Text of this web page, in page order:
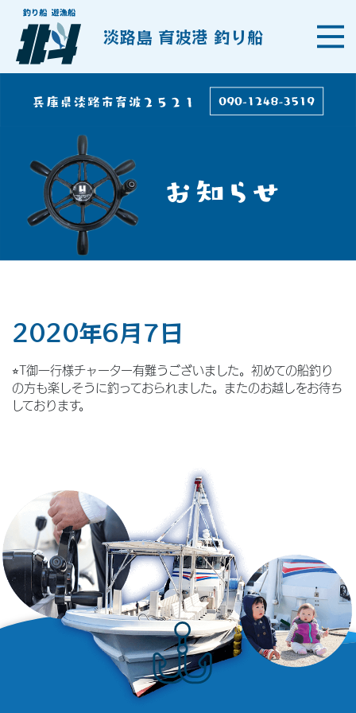
淡路島 育波港 釣り船
2020年6月7日
⭐︎T御一行様チャーター有難うございました。初めての船釣り
の方も楽しそうに釣っておられました。またのお越しをお待ち
しております。